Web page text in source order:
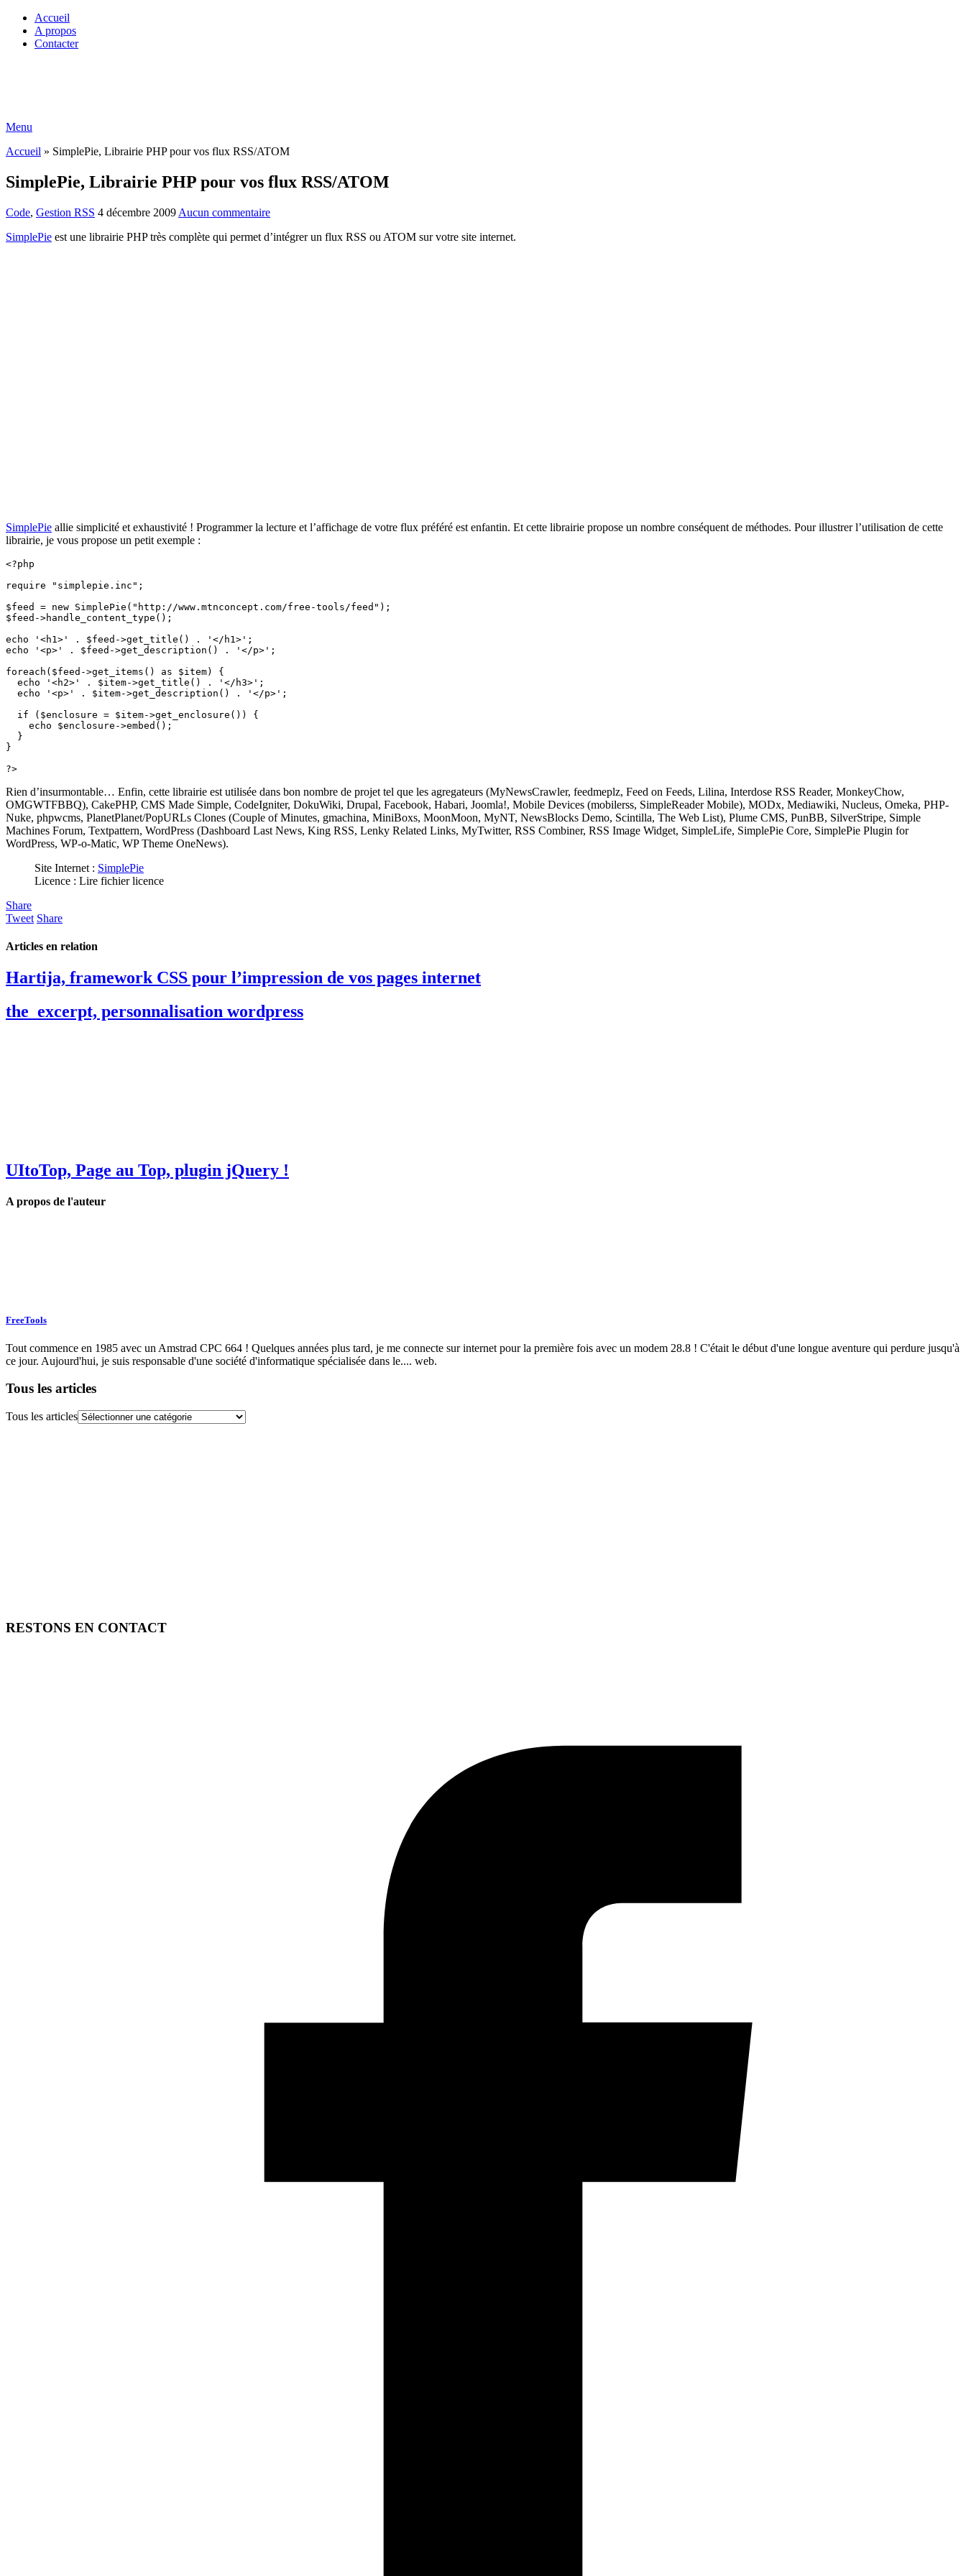
Accueil
A propos
Contacter
Menu
Accueil » SimplePie, Librairie PHP pour vos flux RSS/ATOM
SimplePie, Librairie PHP pour vos flux RSS/ATOM
Code, Gestion RSS 4 décembre 2009 Aucun commentaire
SimplePie est une librairie PHP très complète qui permet d’intégrer un flux RSS ou ATOM sur votre site internet.
SimplePie allie simplicité et exhaustivité ! Programmer la lecture et l’affichage de votre flux préféré est enfantin. Et cette librairie propose un nombre conséquent de méthodes. Pour illustrer l’utilisation de cette
librairie, je vous propose un petit exemple :
<?php
require "simplepie.inc";
$feed = new SimplePie("http://www.mtnconcept.com/free-tools/feed");
$feed->handle_content_type();
echo '<h1>' . $feed->get_title() . '</h1>';
echo '<p>' . $feed->get_description() . '</p>';
foreach($feed->get_items() as $item) {
  echo '<h2>' . $item->get_title() . '</h3>';
  echo '<p>' . $item->get_description() . '</p>';
  if ($enclosure = $item->get_enclosure()) {
    echo $enclosure->embed();
  }
}
Rien d’insurmontable… Enfin, cette librairie est utilisée dans bon nombre de projet tel que les agregateurs (MyNewsCrawler, feedmeplz, Feed on Feeds, Lilina, Interdose RSS Reader, MonkeyChow,
OMGWTFBBQ), CakePHP, CMS Made Simple, CodeIgniter, DokuWiki, Drupal, Facebook, Habari, Joomla!, Mobile Devices (mobilerss, SimpleReader Mobile), MODx, Mediawiki, Nucleus, Omeka, PHP-
Nuke, phpwcms, PlanetPlanet/PopURLs Clones (Couple of Minutes, gmachina, MiniBoxs, MoonMoon, MyNT, NewsBlocks Demo, Scintilla, The Web List), Plume CMS, PunBB, SilverStripe, Simple
Machines Forum, Textpattern, WordPress (Dashboard Last News, King RSS, Lenky Related Links, MyTwitter, RSS Combiner, RSS Image Widget, SimpleLife, SimplePie Core, SimplePie Plugin for
WordPress, WP-o-Matic, WP Theme OneNews).
Site Internet : SimplePie
Licence : Lire fichier licence
Share
Tweet Share
Articles en relation
Hartija, framework CSS pour l’impression de vos pages internet
the_excerpt, personnalisation wordpress
UItoTop, Page au Top, plugin jQuery !
A propos de l'auteur
FreeTools
Tout commence en 1985 avec un Amstrad CPC 664 ! Quelques années plus tard, je me connecte sur internet pour la première fois avec un modem 28.8 ! C'était le début d'une longue aventure qui perdure jusqu'à
ce jour. Aujourd'hui, je suis responsable d'une société d'informatique spécialisée dans le.... web.
Tous les articles
Tous les articles
RESTONS EN CONTACT